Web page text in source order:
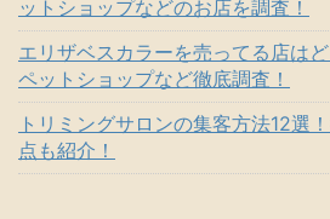
ットショップなどのお店を調査！
エリザベスカラーを売ってる店は
ペットショップなど徹底調査！
トリミングサロンの集客方法12選
点も紹介！